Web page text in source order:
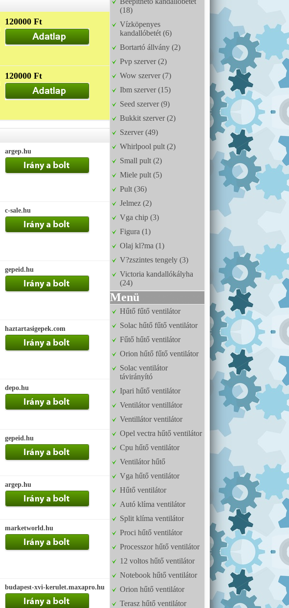
120000 Ft
120000 Ft
argep.hu
c-sale.hu
gepeid.hu
haztartasigepek.com
depo.hu
gepeid.hu
argep.hu
marketworld.hu
budapest-xvi-kerulet.maxapro.hu
(18)
Vízköpenyes
kandallóbetét (6)
Bortartó állvány (2)
Pvp szerver (2)
Wow szerver (7)
Ibm szerver (15)
Seed szerver (9)
Bukkit szerver (2)
Szerver (49)
Whirlpool pult (2)
Small pult (2)
Miele pult (5)
Pult (36)
Jelmez (2)
Vga chip (3)
Figura (1)
Olaj kl?ma (1)
V?zszintes tengely (3)
Victoria kandallókályha
(24)
Menü
Hűtő fűtő ventilátor
Solac hűtő fűtő ventilátor
Fűtő hűtő ventilátor
Orion hűtő fűtő ventilátor
Solac ventilátor
távirányító
Ipari hűtő ventilátor
Ventilátor ventillátor
Ventillátor ventilátor
Opel vectra hűtő ventilátor
Cpu hűtő ventilátor
Ventilátor hűtő
Vga hűtő ventilátor
Hűtő ventilátor
Autó klíma ventilátor
Split klíma ventilátor
Proci hűtő ventilátor
Processzor hűtő ventilátor
12 voltos hűtő ventilátor
Notebook hűtő ventilátor
Orion hűtő ventilátor
Terasz hűtő ventilátor